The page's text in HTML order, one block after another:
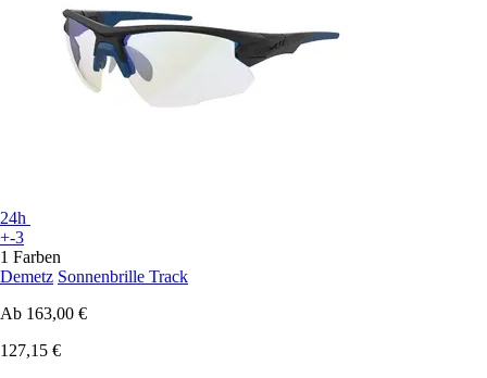
24h
+-3
1 Farben
Demetz Sonnenbrille Track
Ab 163,00 €
127,15 €